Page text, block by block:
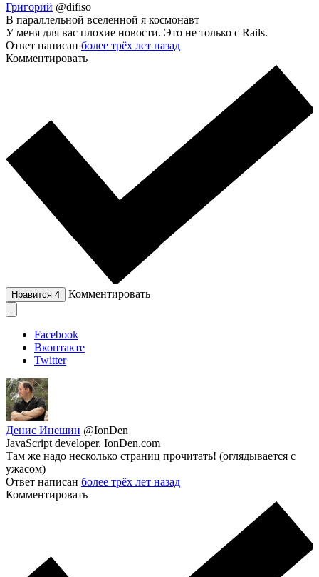
Григорий @difiso
В параллельной вселенной я космонавт
У меня для вас плохие новости. Это не только с Rails.
Ответ написан более трёх лет назад
Комментировать
Нравится 4 Комментировать
Facebook
Вконтакте
Twitter
Денис Инешин @IonDen
JavaScript developer. IonDen.com
Там же надо несколько страниц прочитать! (оглядывается с
ужасом)
Ответ написан более трёх лет назад
Комментировать